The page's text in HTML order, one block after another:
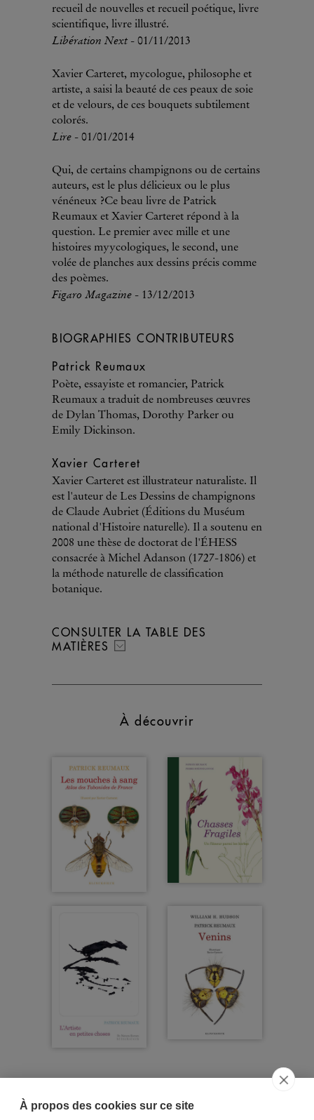
À propos des cookies sur ce site
recueil de nouvelles et recueil poétique, livre
scientifique, livre illustré.
Libération Next - 01/11/2013
Xavier Carteret, mycologue, philosophe et
artiste, a saisi la beauté de ces peaux de soie
et de velours, de ces bouquets subtilement
colorés.
Lire - 01/01/2014
Qui, de certains champignons ou de certains
auteurs, est le plus délicieux ou le plus
vénéneux ?Ce beau livre de Patrick
Reumaux et Xavier Carteret répond à la
question. Le premier avec mille et une
histoires myycologiques, le second, une
volée de planches aux dessins précis comme
des poèmes.
Figaro Magazine - 13/12/2013
BIOGRAPHIES CONTRIBUTEURS
Patrick Reumaux
Poète, essayiste et romancier, Patrick
Reumaux a traduit de nombreuses œuvres
de Dylan Thomas, Dorothy Parker ou
Emily Dickinson.
Xavier Carteret
Xavier Carteret est illustrateur naturaliste. Il
est l'auteur de Les Dessins de champignons
de Claude Aubriet (Éditions du Muséum
national d'Histoire naturelle). Il a soutenu en
2008 une thèse de doctorat de l'ÉHESS
consacrée à Michel Adanson (1727-1806) et
la méthode naturelle de classification
botanique.
CONSULTER LA TABLE DES
MATIÈRES
À découvrir